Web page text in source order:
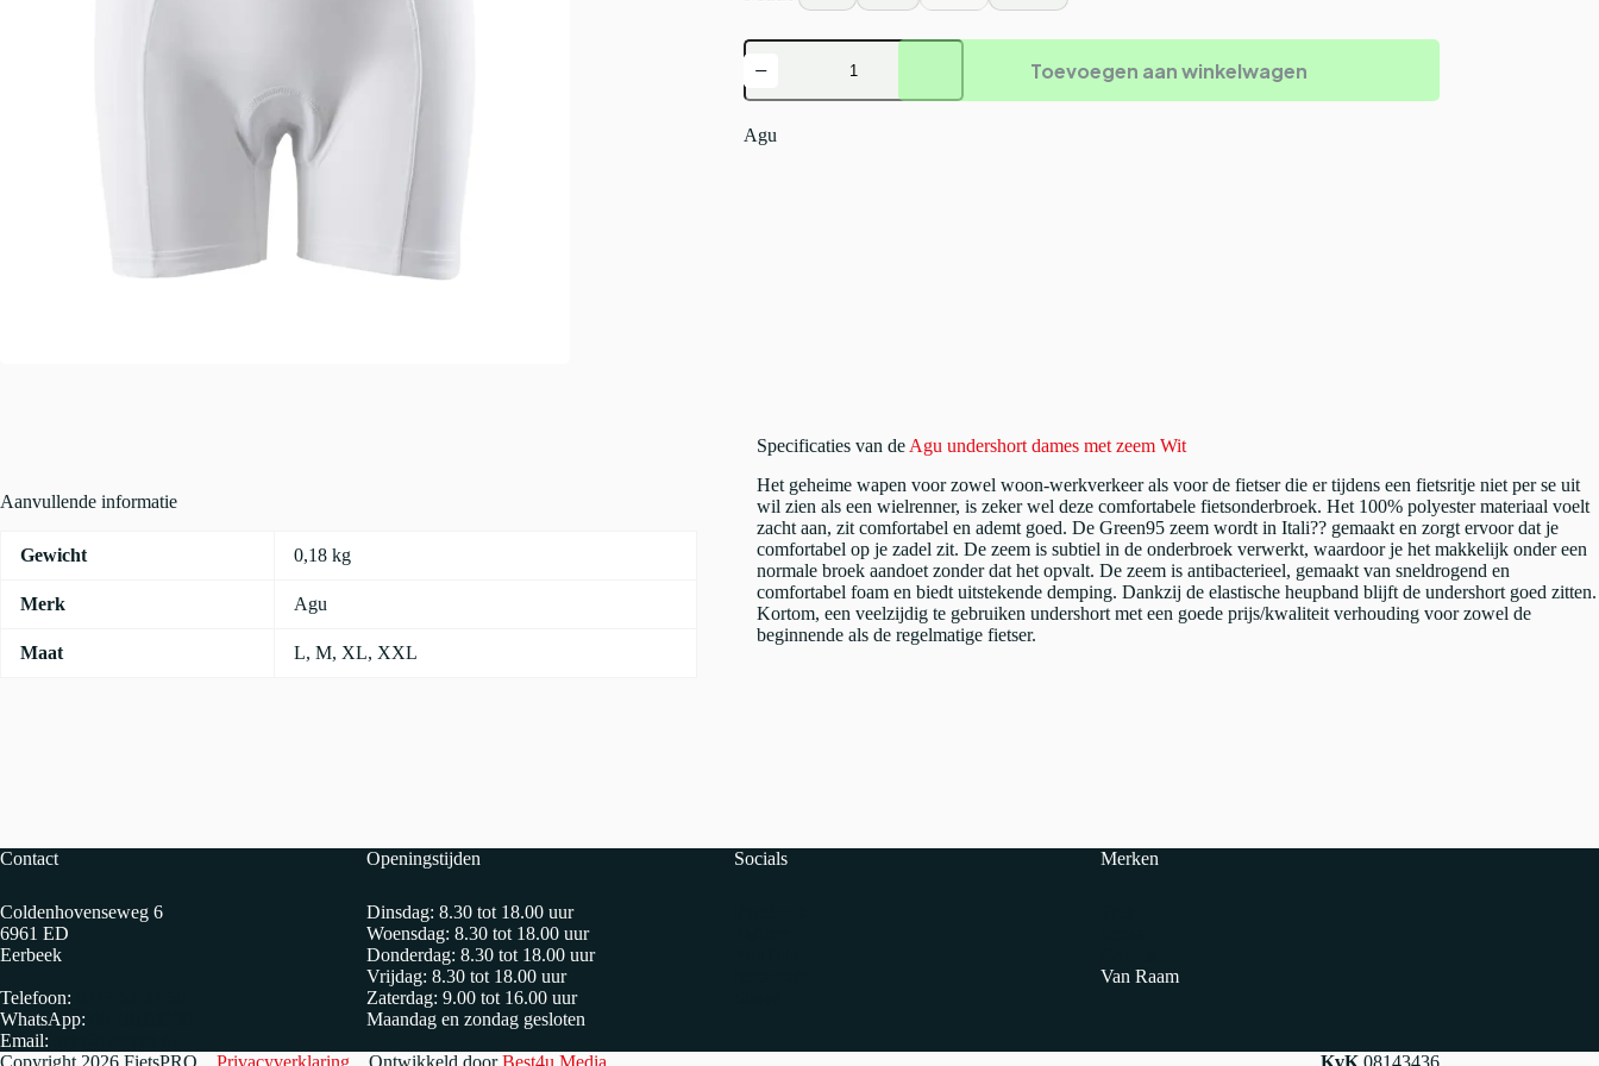
Agu
undershort
dames
zeem
Wit
Toevoegen aan winkelwagen
Agu
Specificaties van de Agu undershort dames met zeem Wit
Het geheime wapen voor zowel woon-werkverkeer als voor de fietser die er tijdens een fietsritje niet per se uit
wil zien als een wielrenner, is zeker wel deze comfortabele fietsonderbroek. Het 100% polyester materiaal voelt
zacht aan, zit comfortabel en ademt goed. De Green95 zeem wordt in Itali?? gemaakt en zorgt ervoor dat je
comfortabel op je zadel zit. De zeem is subtiel in de onderbroek verwerkt, waardoor je het makkelijk onder een
normale broek aandoet zonder dat het opvalt. De zeem is antibacterieel, gemaakt van sneldrogend en
comfortabel foam en biedt uitstekende demping. Dankzij de elastische heupband blijft de undershort goed zitten.
Kortom, een veelzijdig te gebruiken undershort met een goede prijs/kwaliteit verhouding voor zowel de
beginnende als de regelmatige fietser.
Aanvullende informatie
Gewicht 0,18 kg
Merk Agu
Maat L, M, XL, XXL
Contact
Coldenhovenseweg 6
6961 ED
Eerbeek
Telefoon:
WhatsApp:
Email:
Openingstijden
Dinsdag: 8.30 tot 18.00 uur
Woensdag: 8.30 tot 18.00 uur
Donderdag: 8.30 tot 18.00 uur
Vrijdag: 8.30 tot 18.00 uur
Zaterdag: 9.00 tot 16.00 uur
Maandag en zondag gesloten
Socials Merken
Van Raam
Copyright 2026 FietsPRO Privacyverklaring Ontwikkeld doorBest4u Media KvK08143436